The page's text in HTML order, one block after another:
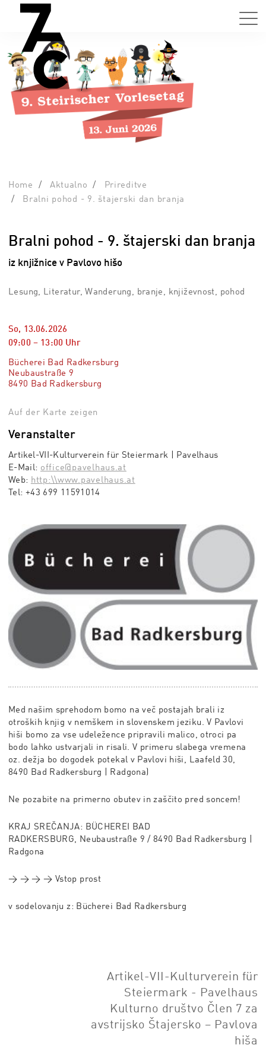
Home Aktualno
Prireditve
Bralni pohod - 9. štajerski dan branja
Bralni pohod - 9. štajerski dan branja
iz knjižnice v Pavlovo hišo
Lesung, Literatur, Wanderung, branje, književnost, pohod
So, 13.06.2026
09:00 – 13:00 Uhr
Bücherei Bad Radkersburg
Neubaustraße 9
8490 Bad Radkersburg
Auf der Karte zeigen
Veranstalter
Artikel-VII-Kulturverein für Steiermark | Pavelhaus
E-Mail: office@pavelhaus.at
Web: http:\\www.pavelhaus.at
Tel: +43 699 11591014
Med našim sprehodom bomo na več postajah brali iz
otroških knjig v nemškem in slovenskem jeziku. V Pavlovi
hiši bomo za vse udeležence pripravili malico, otroci pa
bodo lahko ustvarjali in risali. V primeru slabega vremena
oz. dežja bo dogodek potekal v Pavlovi hiši, Laafeld 30,
8490 Bad Radkersburg | Radgona)
Ne pozabite na primerno obutev in zaščito pred soncem!
KRAJ SREČANJA: BÜCHEREI BAD
RADKERSBURG,
Neubaustraße 9 / 8490 Bad Radkersburg |
Radgona
→ → → → Vstop prost
v sodelovanju z: Bücherei Bad Radkersburg
Artikel-VII-Kulturverein für
Steiermark - Pavelhaus
Kulturno društvo Člen 7 za
avstrijsko Štajersko – Pavlova
hiša